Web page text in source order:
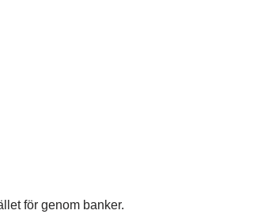
för genom banker.